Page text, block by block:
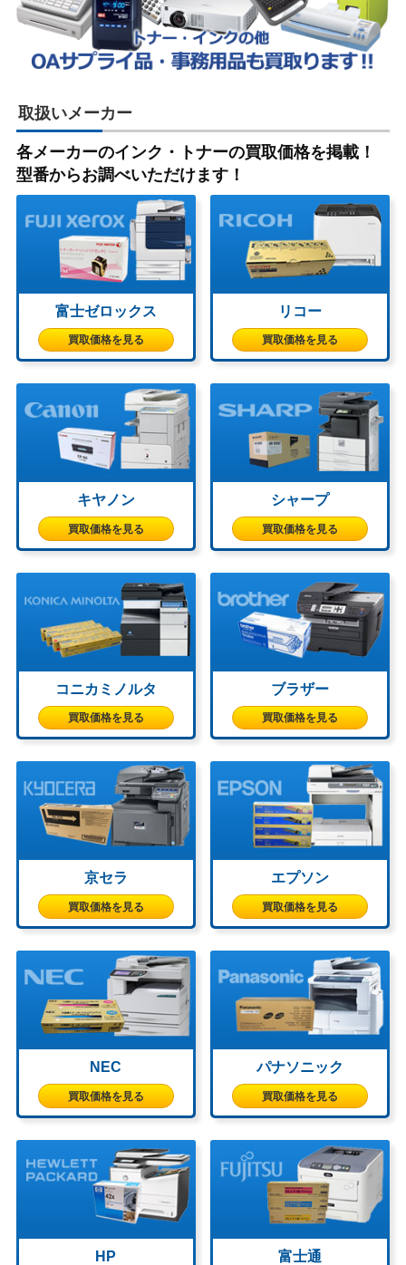
取扱いメーカー
各メーカーのインク・トナーの買取価格を掲載！
型番からお調べいただけます！
富士ゼロックス
買取価格を見る
リコー
買取価格を見る
キヤノン
買取価格を見る
シャープ
買取価格を見る
コニカミノルタ
買取価格を見る
ブラザー
買取価格を見る
京セラ
買取価格を見る
エプソン
買取価格を見る
NEC
買取価格を見る
パナソニック
買取価格を見る
HP 富士通